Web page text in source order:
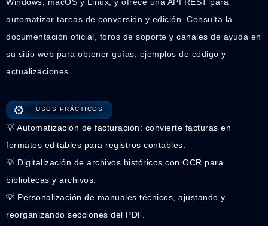
automatizar tareas de conversión y edición. Consulta la
documentación oficial, foros de soporte y canales de ayuda en
su sitio web para obtener guías, ejemplos de código y
actualizaciones.
⚙️ USOS PRÁCTICOS
💡 Automatización de facturación: convierte facturas en
formatos editables para registros contables.
💡 Digitalización de archivos históricos con OCR para
bibliotecas y archivos.
💡 Personalización de manuales técnicos, ajustando y
reorganizando secciones del PDF.